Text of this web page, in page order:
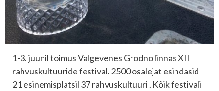
1-3. juunil toimus Valgevenes Grodno linnas XII
rahvuskultuuride festival. 2500 osalejat esindasid
21 esinemisplatsil 37 rahvuskultuuri . Kõik festivali